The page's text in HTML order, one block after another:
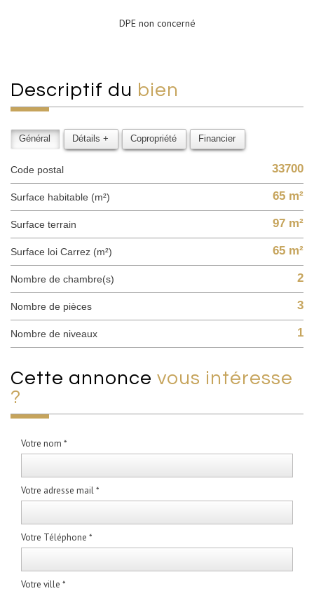
DPE non concerné
descriptif du bien
Général Détails + Copropriété Financier
Code postal 33700
Surface habitable (m²) 65 m²
surface terrain 97 m²
Surface loi Carrez (m²) 65 m²
Nombre de chambre(s) 2
Nombre de pièces 3
Nombre de niveaux 1
cette annonce vous intéresse
?
Votre nom *
Votre adresse mail *
Votre Téléphone *
Votre ville *